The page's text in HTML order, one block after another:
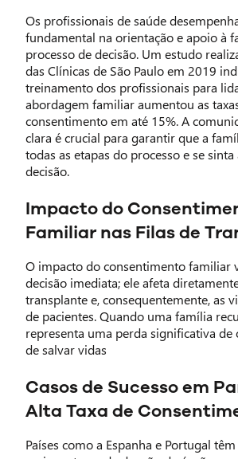
Os profissionais de saúde
fundamental na orientação e apoio à
processo de decisão. Um estudo
das Clínicas de São Paulo em 2019
treinamento dos profissionais para
abordagem familiar aumentou as
consentimento em até 15%. A
clara é crucial para garantir que a
todas as etapas do processo e se
decisão.
Impacto do
Familiar nas Filas de
O impacto do consentimento familiar
decisão imediata; ele afeta
transplante e, consequentemente, as
de pacientes. Quando uma família
representa uma perda significativa de
de salvar vidas
Casos de Sucesso em
Alta Taxa de
Países como a Espanha e Portugal